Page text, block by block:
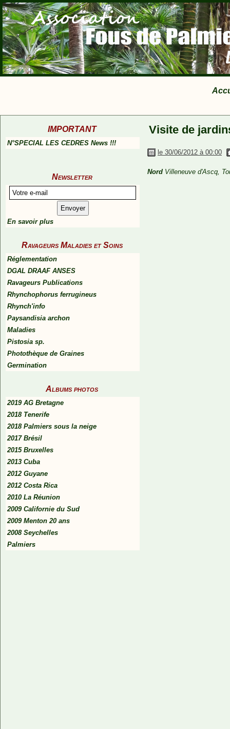
IMPORTANT
N°SPECIAL LES CEDRES News !!!
Newsletter
En savoir plus
Ravageurs Maladies et Soins
Réglementation
DGAL DRAAF ANSES
Ravageurs Publications
Rhynchophorus ferrugineus
Rhynch'info
Paysandisia archon
Maladies
Pistosia sp.
Photothèque de Graines
Germination
Albums photos
2019 AG Bretagne
2018 Tenerife
2018 Palmiers sous la neige
2017 Brésil
2015 Bruxelles
2013 Cuba
2012 Guyane
2012 Costa Rica
2010 La Réunion
2009 Californie du Sud
2009 Menton 20 ans
2008 Seychelles
Palmiers
Visite de
le 30/06/2012 à 00:00
Nord Villeneuve d'Ascq,